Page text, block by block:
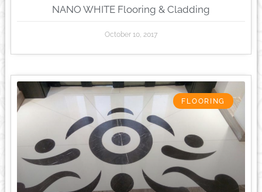
NANO WHITE Flooring & Cladding
October 10, 2017
FLOORING